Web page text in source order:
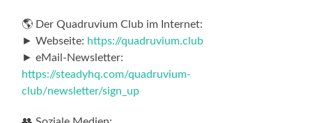
🌎 Der Quadruvium Club im Internet:
► Webseite: https://quadruvium.club
► eMail-Newsletter:
https://steadyhq.com/quadruvium-
club/newsletter/sign_up